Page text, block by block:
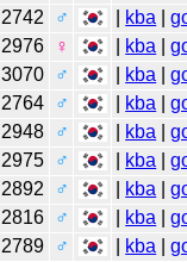
2742 ♂ kba |
2976 ♀ kba |
3070 ♂ kba |
2764 ♂ kba |
2948 ♂ kba |
2975 ♂ kba |
2892 ♂ kba |
2816 ♂ kba |
2789 ♂ kba |